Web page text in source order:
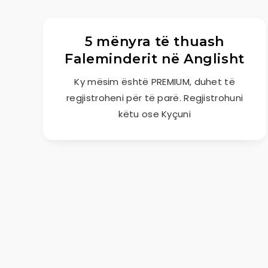
5 mënyra të thuash
Faleminderit në Anglisht
Ky mësim është PREMIUM, duhet të
regjistroheni për të parë. Regjistrohuni
këtu ose Kyçuni